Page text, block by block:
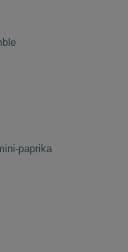
paprika